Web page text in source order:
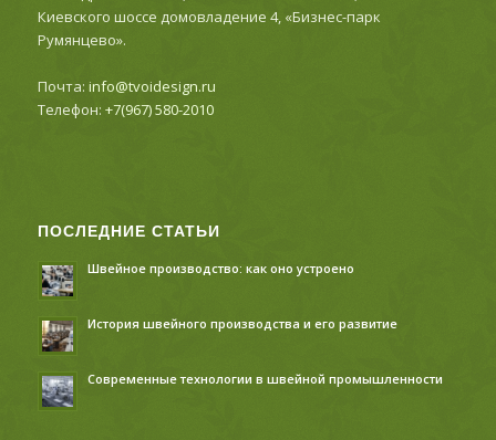
Киевского шоссе домовладение 4, «Бизнес-парк
Румянцево».
Почта: info@tvoidesign.ru
Телефон: +7(967) 580-2010
ПОСЛЕДНИЕ СТАТЬИ
Швейное производство: как оно устроено
История швейного производства и его развитие
Современные технологии в швейной промышленности